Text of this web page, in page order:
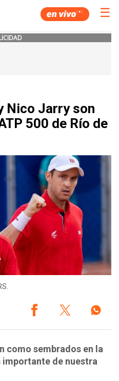
☰
Nico Jarry son
500 de Río de
como sembrados en la
de nuestra